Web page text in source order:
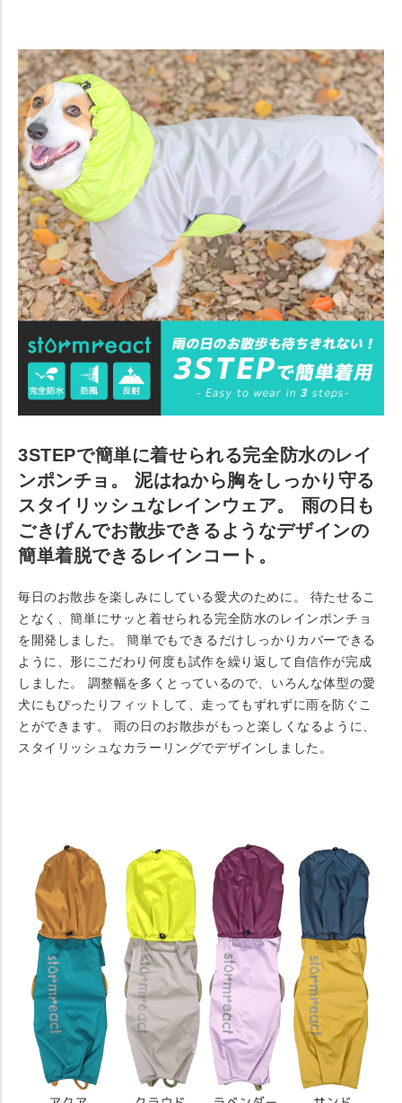
3STEPで簡単に着せられる完全防水のレイ
ンポンチョ。 泥はねから胸をしっかり守る
スタイリッシュなレインウェア。 雨の日も
ごきげんでお散歩できるようなデザインの
簡単着脱できるレインコート。
毎日のお散歩を楽しみにしている愛犬のために。 待たせるこ
となく、簡単にサッと着せられる完全防水のレインポンチョ
を開発しました。 簡単でもできるだけしっかりカバーできる
ように、形にこだわり何度も試作を繰り返して自信作が完成
しました。 調整幅を多くとっているので、いろんな体型の愛
犬にもぴったりフィットして、走ってもずれずに雨を防ぐこ
とができます。 雨の日のお散歩がもっと楽しくなるように、
スタイリッシュなカラーリングでデザインしました。